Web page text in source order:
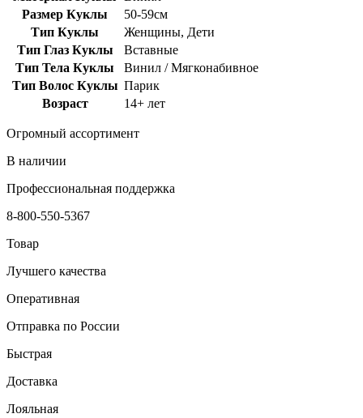
Размер Куклы
50-59см
Тип Куклы
Женщины, Дети
Тип Глаз Куклы
Вставные
Тип Тела Куклы
Винил / Мягконабивное
Тип Волос Куклы Парик
Возраст
14+ лет
Огромный ассортимент
В наличии
Профессиональная поддержка
8-800-550-5367
Товар
Лучшего качества
Оперативная
Отправка по России
Быстрая
Доставка
Лояльная